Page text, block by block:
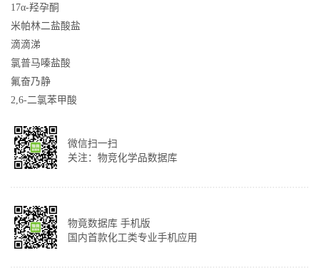
17α-羟孕酮
米帕林二盐酸盐
滴滴涕
氯普马嗪盐酸
氟奋乃静
2,6-二氯苯甲酸
微信扫一扫
关注：物竞化学品数据库
物竟数据库 手机版
国内首款化工类专业手机应用